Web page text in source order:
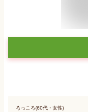
ろっころ(60代・女性)